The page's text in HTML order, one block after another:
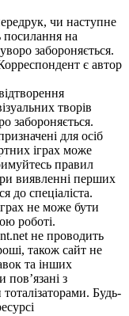
чи наступне
посилання на
забороняється.
є автор
творів
забороняється.
для осіб
іграх може
правил
виявленні перших
до спеціаліста.
не може бути
роботі.
не проводить
також сайт не
та інших
пов’язані з
Будь-